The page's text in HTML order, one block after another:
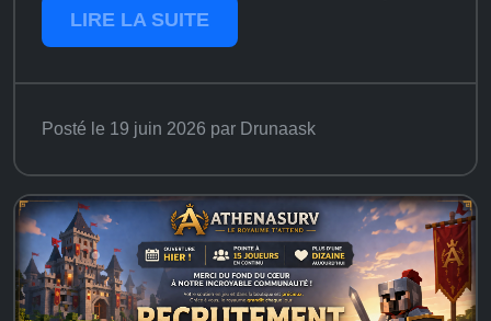
LIRE LA SUITE
Posté le 19 juin 2026 par Drunaask